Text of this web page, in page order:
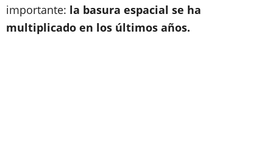
importante: la basura espacial se ha
multiplicado en los últimos años.